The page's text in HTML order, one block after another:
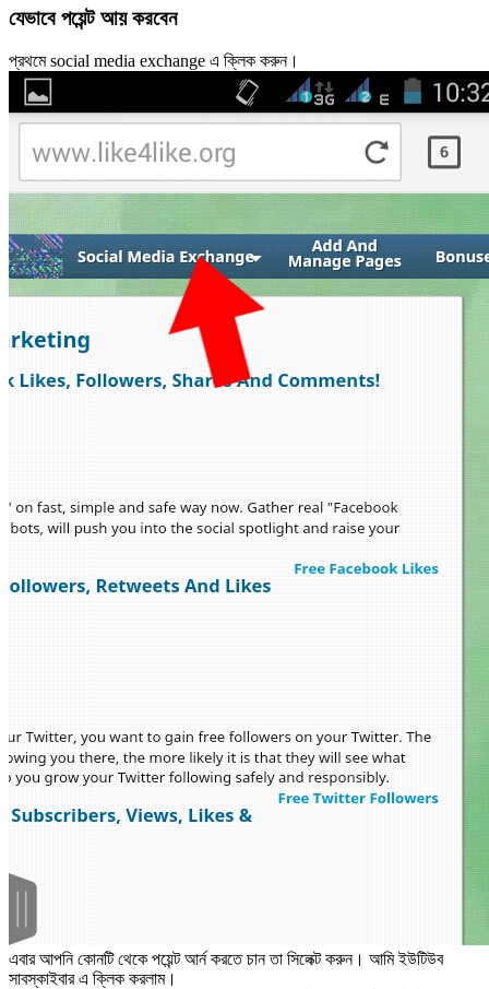
যেভাবে পয়েন্ট আয় করবেন
প্রথমে social media exchange এ ক্লিক করুন।
এবার আপনি কোনটি থেকে পয়েন্ট আর্ন করতে চান তা সিলেক্ট করুন। আমি ইউটিউব
সাবস্কাইবার এ ক্লিক করলাম।